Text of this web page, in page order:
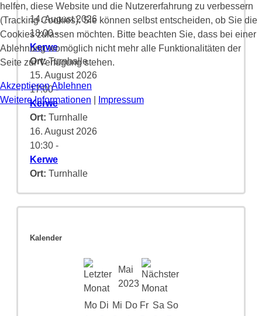
14. August 2026
18:00-
Kerwe
Ort:Turnhalle
15. August 2026
17:00-
Kerwe
Ort: Turnhalle
16. August 2026
10:30 -
Kerwe
Ort: Turnhalle
Kalender
Mai
2023
Mo Di Mi Do Fr Sa So
helfen, diese Website und die Nutzererfahrung zu verbessern
(Tracking Cookies). Sie können selbst entscheiden, ob Sie die
Cookies zulassen möchten. Bitte beachten Sie, dass bei einer
Ablehnung womöglich nicht mehr alle Funktionalitäten der
Seite zur Verfügung stehen.
AkzeptierenAblehnen
Weitere Informationen
Impressum